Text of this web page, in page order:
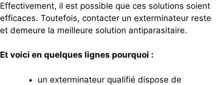
Effectivement, il est possible que ces solutions soient
efficaces. Toutefois, contacter un exterminateur reste
et demeure la meilleure solution antiparasitaire.
Et voici en quelques lignes pourquoi :
un exterminateur qualifié dispose de